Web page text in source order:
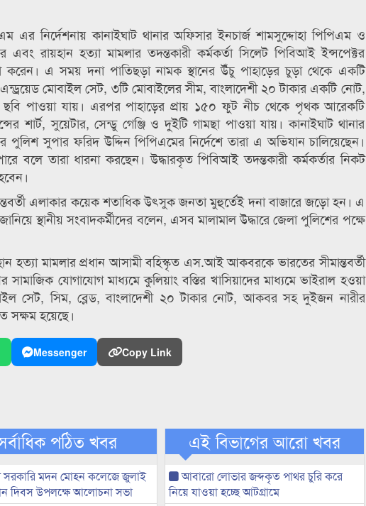
এর নির্দেশনায় কানাইঘাট থানার অফিসার ইনচার্জ শামসুদ্দোহা পিপিএম ও
রায়হান হত্যা মামলার তদন্তকারী কর্মকর্তা সিলেট পিবিআই ইন্সপেক্টর
এ সময় দনা পাতিছড়া নামক স্থানের উঁচু পাহাড়ের চুড়া থেকে একটি
মোবাইল সেট, ৩টি মোবাইলের সীম, বাংলাদেশী ২০ টাকার একটি নোট,
পাওয়া যায়। এরপর পাহাড়ের প্রায় ১৫০ ফুট নীচ থেকে পৃথক আরেকটি
শার্ট, সুয়েটার, সেন্ডু গেঞ্জি ও দুইটি গামছা পাওয়া যায়। কানাইঘাট থানার
পুলিশ সুপার ফরিদ উদ্দিন পিপিএমের নির্দেশে তারা এ অভিযান চালিয়েছেন।
বলে তারা ধারনা করছেন। উদ্ধারকৃত পিবিআই তদন্তকারী কর্মকর্তার নিকট
এলাকার কয়েক শতাধিক উৎসুক জনতা মুহুর্তেই দনা বাজারে জড়ো হন। এ
স্থানীয় সংবাদকর্মীদের বলেন, এসব মালামাল উদ্ধারে জেলা পুলিশের পক্ষে
হত্যা মামলার প্রধান আসামী বহিস্কৃত এস.আই আকবরকে ভারতের সীমান্তবর্তী
যোগাযোগ মাধ্যমে কুলিয়াং বস্তির খাসিয়াদের মাধ্যমে ভাইরাল হওয়া
সেট, সিম, ব্লেড, বাংলাদেশী ২০ টাকার নোট, আকবর সহ দুইজন নারীর
সক্ষম হয়েছে।
Messenger Copy Link
পঠিত খবর
সরকারি মদন মোহন কলেজে জুলাই
দিবস উপলক্ষে আলোচনা সভা
এই বিভাগের আরো খবর
আবারো লোভার জব্দকৃত পাথর চুরি করে
নিয়ে যাওয়া হচ্ছে আটগ্রামে